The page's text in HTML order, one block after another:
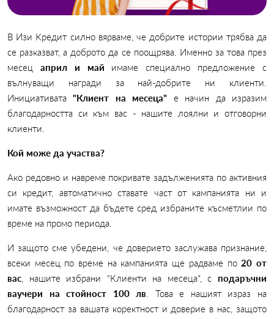
В Изи Кредит силно вярваме, че добрите истории трябва да
се разказват, а доброто да се поощрява. Именно за това през
месец април и май имаме специално предложение с
вълнуващи награди за най-добрите ни клиенти.
Инициативата"Клиент на месеца" е начин да изразим
благодарността си към вас - нашите лоялни и отговорни
клиенти.
Кой може да участва?
Ако редовно и навреме покривате задълженията по активния
си кредит, автоматично ставате част от кампанията ни и
имате възможност да бъдете сред избраните късметлии по
време на промо периода.
И защото сме убедени, че доверието заслужава признание,
всеки месец по време на кампанията ще радваме по20 от
вас, нашите избрани "Клиенти на месеца", с подаръчни
ваучери на стойност 100 лв. Това е нашият израз на
благодарност за вашата коректност и доверие в нас, защото